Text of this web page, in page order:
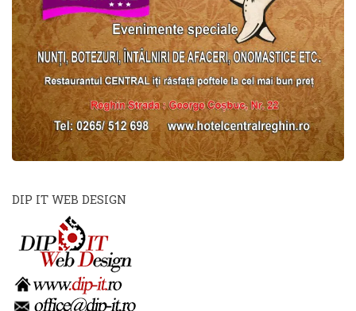
DIP IT WEB DESIGN